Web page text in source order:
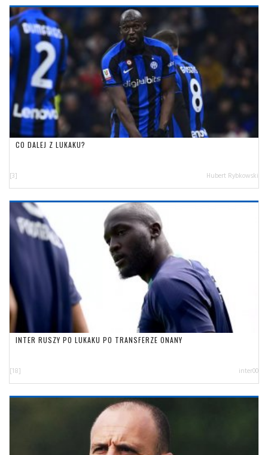
CO DALEJ Z LUKAKU?
[3] Hubert Rybkowski
INTER RUSZY PO LUKAKU PO TRANSFERZE ONANY
[18] inter00